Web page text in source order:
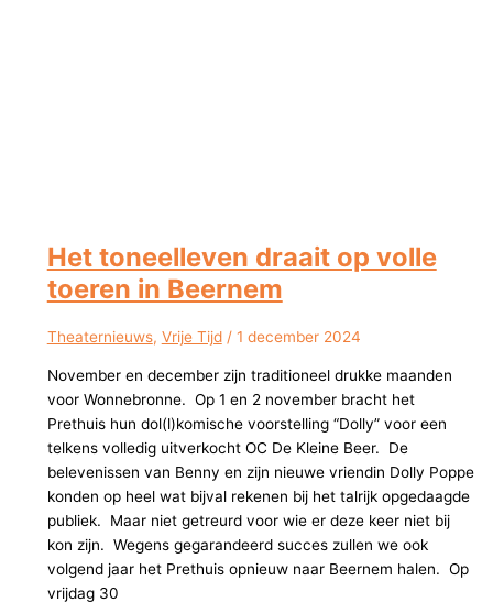
Het toneelleven draait op volle
toeren in Beernem
Theaternieuws, Vrije Tijd/ 1 december 2024
November en december zijn traditioneel drukke maanden
voor Wonnebronne. Op 1 en 2 november bracht het
Prethuis hun dol(l)komische voorstelling “Dolly” voor een
telkens volledig uitverkocht OC De Kleine Beer. De
belevenissen van Benny en zijn nieuwe vriendin Dolly Poppe
konden op heel wat bijval rekenen bij het talrijk opgedaagde
publiek. Maar niet getreurd voor wie er deze keer niet bij
kon zijn. Wegens gegarandeerd succes zullen we ook
volgend jaar het Prethuis opnieuw naar Beernem halen. Op
vrijdag 30